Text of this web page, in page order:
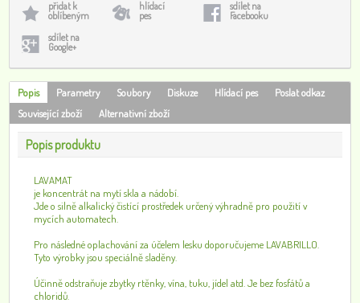
přidat k
oblíbeným
hlídací
pes
sdílet na
Facebooku
sdílet na
Google+
Popis Parametry Soubory Diskuze Hlídací pes
Poslat odkaz
Související zboží
Alternativní zboží
Popis produktu
LAVAMAT
je koncentrát na mytí skla a nádobí.
Jde o silně alkalický čistící prostředek určený výhradně pro použití v
mycích automatech.
Pro následné oplachování za účelem lesku doporučujeme LAVABRILLO.
Tyto výrobky jsou speciálně sladěny.
Účinně odstraňuje zbytky rtěnky, vína, tuku, jídel atd. Je bez fosfátů a
chloridů.